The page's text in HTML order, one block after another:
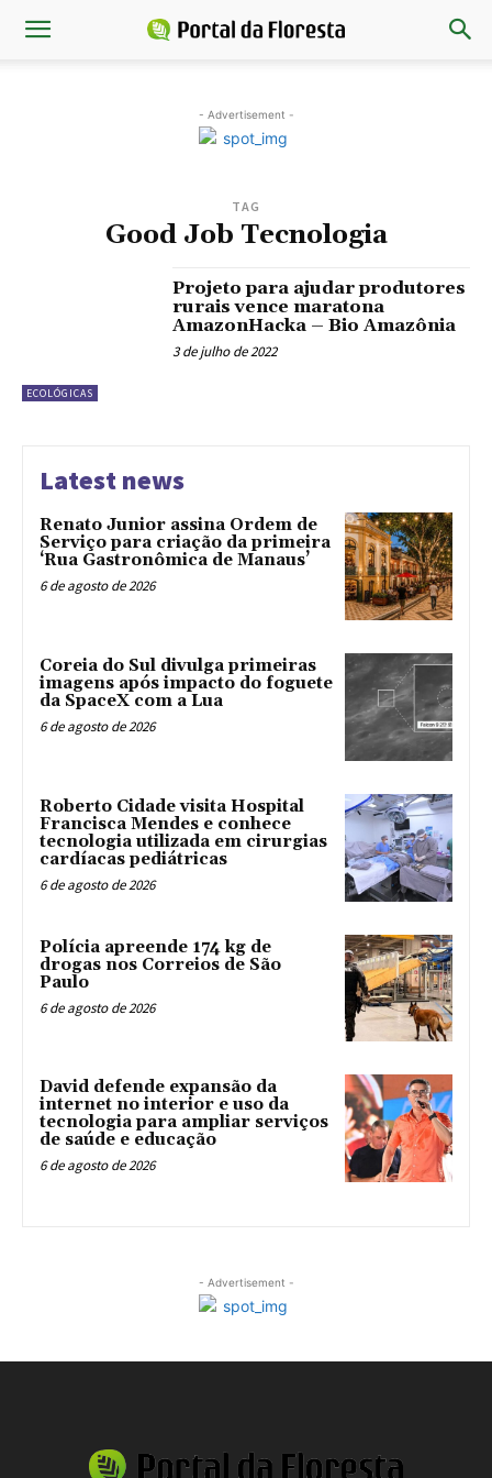
- Advertisement -
TAG
Good Job Tecnologia
ECOLÓGICAS
Projeto para ajudar produtores
rurais vence maratona
AmazonHacka – Bio Amazônia
3 de julho de 2022
Latest news
Renato Junior assina Ordem de
Serviço para criação da primeira
‘Rua Gastronômica de Manaus’
6 de agosto de 2026
Coreia do Sul divulga primeiras
imagens após impacto do foguete
da SpaceX com a Lua
6 de agosto de 2026
Roberto Cidade visita Hospital
Francisca Mendes e conhece
tecnologia utilizada em cirurgias
cardíacas pediátricas
6 de agosto de 2026
Polícia apreende 174 kg de
drogas nos Correios de São
Paulo
6 de agosto de 2026
David defende expansão da
internet no interior e uso da
tecnologia para ampliar serviços
de saúde e educação
6 de agosto de 2026
- Advertisement -